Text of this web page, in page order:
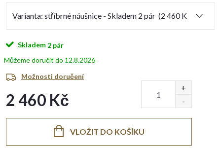
Skladem 2 pár
12.8.2026
Možnosti doručení
2 460 Kč
VLOŽIT DO KOŠÍKU